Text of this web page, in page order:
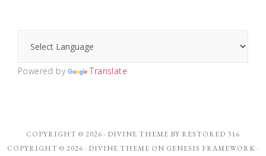
Powered by Translate
COPYRIGHT © 2026 · DIVINE THEME BY RESTORED 316
COPYRIGHT © 2026 · DIVINE THEME ON GENESIS FRAMEWORK ·